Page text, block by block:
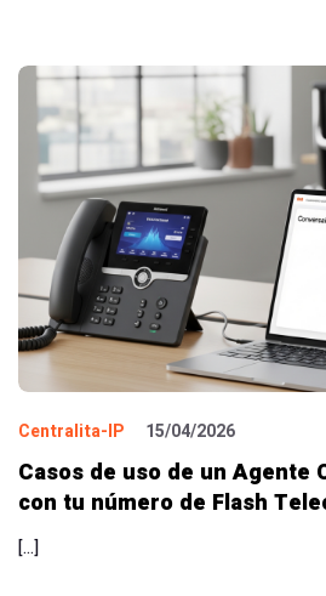
Centralita-IP 15/04/2026
Casos de uso de un Agente
con tu número de Flash
[…]